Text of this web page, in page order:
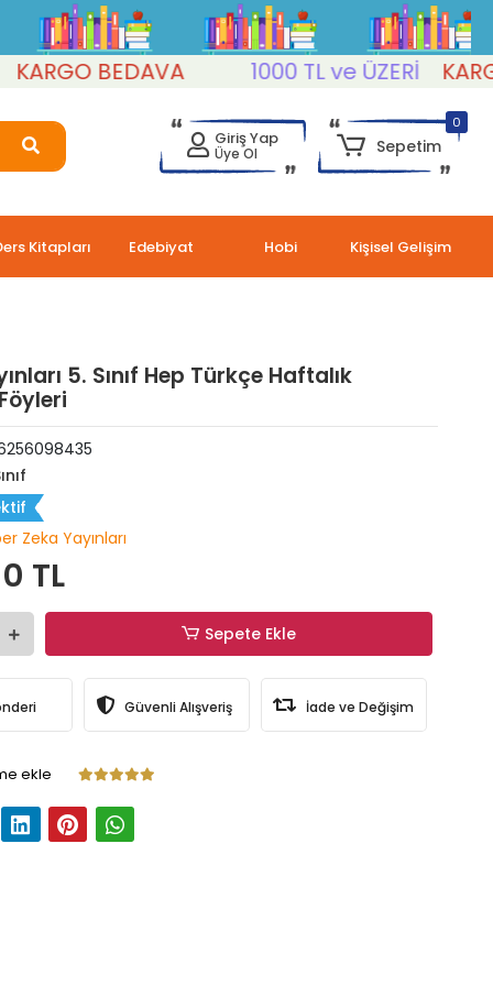
BEDAVA 1000 TL ve ÜZERİ KARGO
Giriş Yap
Üye Ol
0
Sepetim
Kitapları Edebiyat Hobi Kişisel Gelişim
5. Sınıf Hep Türkçe Haftalık
Zeka Yayınları
TL
Sepete Ekle
Güvenli Alışveriş İade ve Değişim
ekle